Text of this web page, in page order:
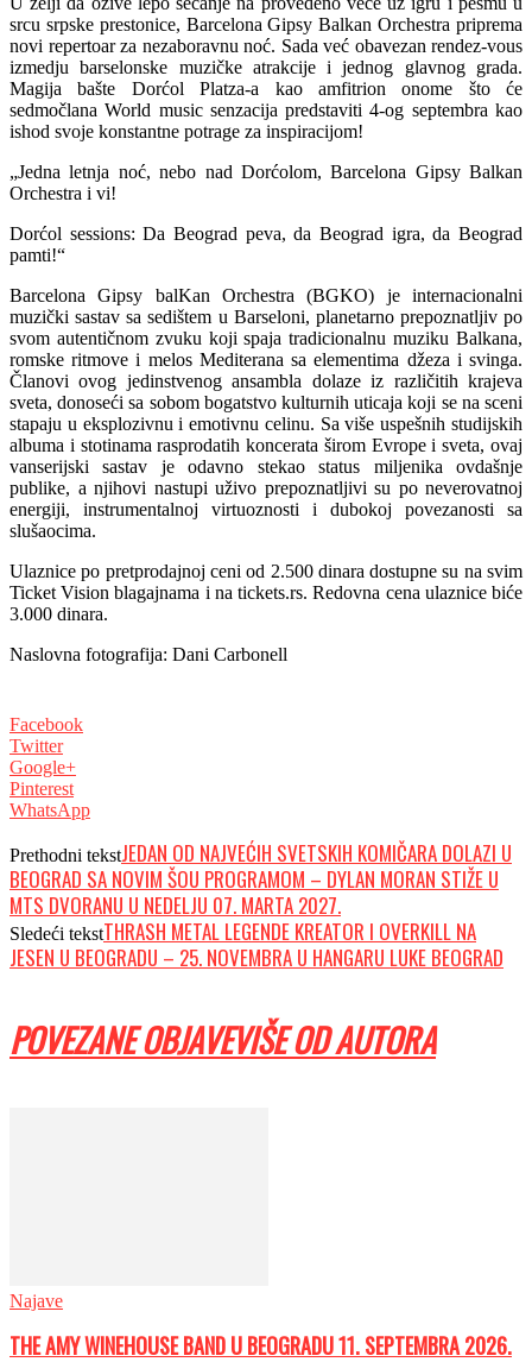
srcu srpske prestonice, Barcelona Gipsy Balkan Orchestra priprema
novi repertoar za nezaboravnu noć. Sada već obavezan rendez-vous
izmedju barselonske muzičke atrakcije i jednog glavnog grada.
Magija bašte Dorćol Platza-a kao amfitrion onome što će
sedmočlana World music senzacija predstaviti 4-og septembra kao
ishod svoje konstantne potrage za inspiracijom!
„Jedna letnja noć, nebo nad Dorćolom, Barcelona Gipsy Balkan
Orchestra i vi!
Dorćol sessions: Da Beograd peva, da Beograd igra, da Beograd
pamti!“
Barcelona Gipsy balKan Orchestra (BGKO) je internacionalni
muzički sastav sa sedištem u Barseloni, planetarno prepoznatljiv po
svom autentičnom zvuku koji spaja tradicionalnu muziku Balkana,
romske ritmove i melos Mediterana sa elementima džeza i svinga.
Članovi ovog jedinstvenog ansambla dolaze iz različitih krajeva
sveta, donoseći sa sobom bogatstvo kulturnih uticaja koji se na sceni
stapaju u eksplozivnu i emotivnu celinu. Sa više uspešnih studijskih
albuma i stotinama rasprodatih koncerata širom Evrope i sveta, ovaj
vanserijski sastav je odavno stekao status miljenika ovdašnje
publike, a njihovi nastupi uživo prepoznatljivi su po neverovatnoj
energiji, instrumentalnoj virtuoznosti i dubokoj povezanosti sa
slušaocima.
Ulaznice po pretprodajnoj ceni od 2.500 dinara dostupne su na svim
Ticket Vision blagajnama i na tickets.rs. Redovna cena ulaznice biće
3.000 dinara.
Naslovna fotografija: Dani Carbonell
Facebook
Twitter
Google+
Pinterest
WhatsApp
Prethodni tekstJEDAN OD NAJVEĆIH SVETSKIH KOMIČARA DOLAZI U
BEOGRAD SA NOVIM ŠOU PROGRAMOM – DYLAN MORAN STIŽE U
MTS DVORANU U NEDELJU 07. MARTA 2027.
Sledeći tekstTHRASH METAL LEGENDE KREATOR I OVERKILL NA
JESEN U BEOGRADU – 25. NOVEMBRA U HANGARU LUKE BEOGRAD
POVEZANE OBJAVEVIŠE OD AUTORA
Najave
THE AMY WINEHOUSE BAND U BEOGRADU 11. SEPTEMBRA 2026.